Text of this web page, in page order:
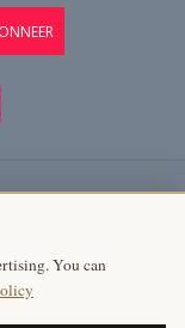
You can